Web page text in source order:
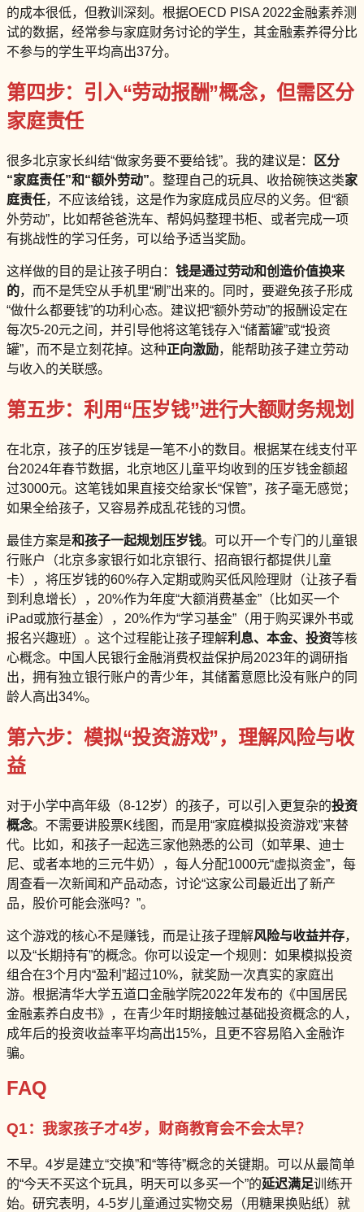
的成本很低，但教训深刻。根据OECD PISA 2022金融素养测
试的数据，经常参与家庭财务讨论的学生，其金融素养得分比
不参与的学生平均高出37分。
第四步：引入“劳动报酬”概念，但需区分
家庭责任
很多北京家长纠结“做家务要不要给钱”。我的建议是：
区分
“家庭责任”和“额外劳动”。整理自己的玩具、收拾碗筷这类家
庭责任，不应该给钱，这是作为家庭成员应尽的义务。但“额
外劳动”，比如帮爸爸洗车、帮妈妈整理书柜、或者完成一项
有挑战性的学习任务，可以给予适当奖励。
这样做的目的是让孩子明白： 钱是通过劳动和创造价值换来
的，而不是凭空从手机里“刷”出来的。同时，要避免孩子形成
“做什么都要钱”的功利心态。建议把“额外劳动”的报酬设定在
每次5-20元之间，并引导他将这笔钱存入“储蓄罐”或“投资
罐”，而不是立刻花掉。这种正向激励，能帮助孩子建立劳动
与收入的关联感。
第五步：利用“压岁钱”进行大额财务规划
在北京，孩子的压岁钱是一笔不小的数目。根据某在线支付平
台2024年春节数据，北京地区儿童平均收到的压岁钱金额超
过3000元。这笔钱如果直接交给家长“保管”，孩子毫无感觉；
如果全给孩子，又容易养成乱花钱的习惯。
最佳方案是和孩子一起规划压岁钱。可以开一个专门的儿童银
行账户（北京多家银行如北京银行、招商银行都提供儿童
卡），将压岁钱的60%存入定期或购买低风险理财（让孩子看
到利息增长），20%作为年度“大额消费基金”（比如买一个
iPad或旅行基金），20%作为“学习基金”（用于购买课外书或
报名兴趣班）。这个过程能让孩子理解利息、本金、投资等核
心概念。中国人民银行金融消费权益保护局2023年的调研指
出，拥有独立银行账户的青少年，其储蓄意愿比没有账户的同
龄人高出34%。
第六步：模拟“投资游戏”，理解风险与收
益
对于小学中高年级（8-12岁）的孩子，可以引入更复杂的投资
概念。不需要讲股票K线图，而是用“家庭模拟投资游戏”来替
代。比如，和孩子一起选三家他熟悉的公司（如苹果、迪士
尼、或者本地的三元牛奶），每人分配1000元“虚拟资金”，每
周查看一次新闻和产品动态，讨论“这家公司最近出了新产
品，股价可能会涨吗？”。
这个游戏的核心不是赚钱，而是让孩子理解风险与收益并存，
以及“长期持有”的概念。你可以设定一个规则：如果模拟投资
组合在3个月内“盈利”超过10%，就奖励一次真实的家庭出
游。根据清华大学五道口金融学院2022年发布的《中国居民
金融素养白皮书》，在青少年时期接触过基础投资概念的人，
成年后的投资收益率平均高出15%，且更不容易陷入金融诈
骗。
FAQ
Q1：我家孩子才4岁，财商教育会不会太早？
不早。4岁是建立“交换”和“等待”概念的关键期。可以从最简单
的“今天不买这个玩具，明天可以多买一个”的延迟满足训练开
始。研究表明，4-5岁儿童通过实物交易（用糖果换贴纸）就